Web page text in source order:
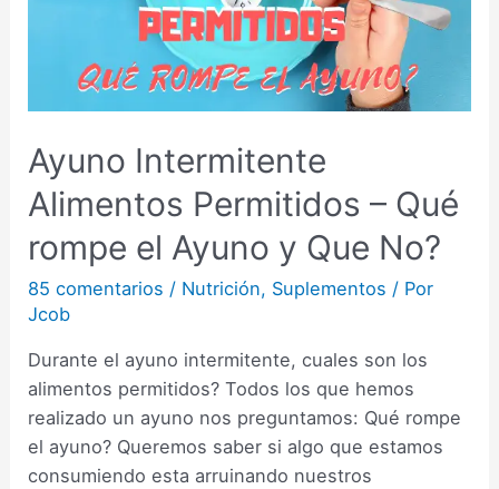
Ayuno Intermitente
Alimentos Permitidos – Qué
rompe el Ayuno y Que No?
85 comentarios / Nutrición, Suplementos / Por
Jcob
Durante el ayuno intermitente, cuales son los
alimentos permitidos? Todos los que hemos
realizado un ayuno nos preguntamos: Qué rompe
el ayuno? Queremos saber si algo que estamos
consumiendo esta arruinando nuestros